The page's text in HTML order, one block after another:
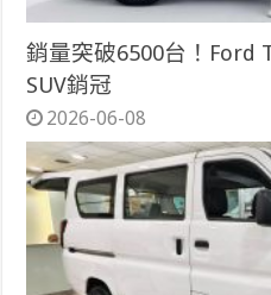
銷量突破6500台！Ford
SUV銷冠
2026-06-08